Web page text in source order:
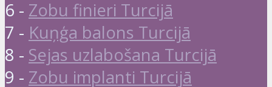
6 - Zobu finieri Turcijā
7 - Kuņģa balons Turcijā
8 - Sejas uzlabošana Turcijā
9 - Zobu implanti Turcijā